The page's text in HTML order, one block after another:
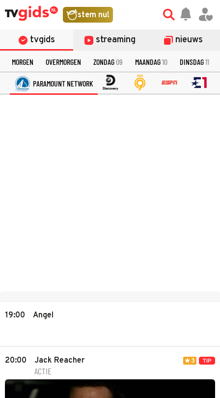
stem nu!
tvgids streaming nieuws
MORGEN OVERMORGEN ZONDAG09 MAANDAG10 DINSDAG11
PARAMOUNT NETWORK
19:00 Angel
20:00 Jack Reacher
ACTIE
3 TIP